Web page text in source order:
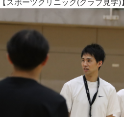
【スポーツクリニック(クラブ見学)